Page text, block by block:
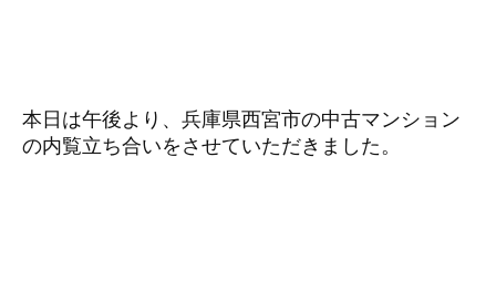
本日は午後より、兵庫県西宮市の中古マンション
の内覧立ち合いをさせていただきました。